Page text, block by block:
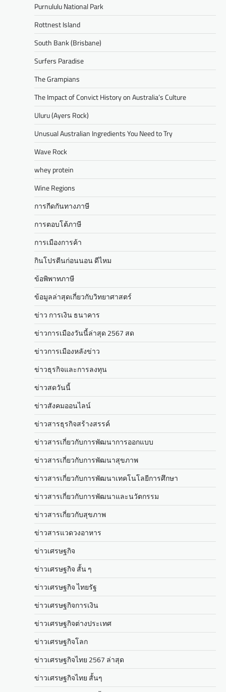
Purnululu National Park
Rottnest Island
South Bank (Brisbane)
Surfers Paradise
The Grampians
The Impact of Convict History on Australia’s Culture
Uluru (Ayers Rock)
Unusual Australian Ingredients You Need to Try
Wave Rock
whey protein
Wine Regions
การกีดกันทางภาษี
การตอบโต้ภาษี
การเมืองการค้า
กินโปรตีนก่อนนอน ดีไหม
ข้อพิพาทภาษี
ข้อมูลล่าสุดเกี่ยวกับวิทยาศาสตร์
ข่าว การเงิน ธนาคาร
ข่าวการเมืองวันนี้ล่าสุด 2567 สด
ข่าวการเมืองหลังข่าว
ข่าวธุรกิจและการลงทุน
ข่าวสดวันนี้
ข่าวสังคมออนไลน์
ข่าวสารธุรกิจสร้างสรรค์
ข่าวสารเกี่ยวกับการพัฒนาการออกแบบ
ข่าวสารเกี่ยวกับการพัฒนาสุขภาพ
ข่าวสารเกี่ยวกับการพัฒนาเทคโนโลยีการศึกษา
ข่าวสารเกี่ยวกับการพัฒนาและนวัตกรรม
ข่าวสารเกี่ยวกับสุขภาพ
ข่าวสารแวดวงอาหาร
ข่าวเศรษฐกิจ
ข่าวเศรษฐกิจ สั้น ๆ
ข่าวเศรษฐกิจ ไทยรัฐ
ข่าวเศรษฐกิจการเงิน
ข่าวเศรษฐกิจต่างประเทศ
ข่าวเศรษฐกิจโลก
ข่าวเศรษฐกิจไทย 2567 ล่าสุด
ข่าวเศรษฐกิจไทย สั้นๆ